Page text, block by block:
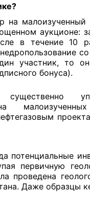
на
аукционе:
в течение 10
участник, то он
бонуса).
на
потенциальные
первичную
проведена
Даже образцы